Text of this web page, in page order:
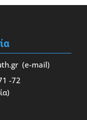
(e-mail)
-72